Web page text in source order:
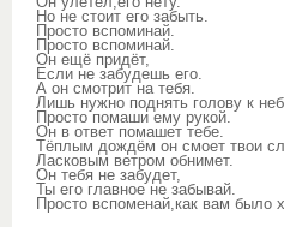
Но не стоит его забыть.
Просто вспоминай.
Просто вспоминай.
Он ещё придёт,
Если не забудешь его.
А он смотрит на тебя.
Лишь нужно поднять голову к
Просто помаши ему рукой.
Он в ответ помашет тебе.
Тёплым дождём он смоет твои
Ласковым ветром обнимет.
Он тебя не забудет,
Ты его главное не забывай.
Просто вспоменай,как вам было